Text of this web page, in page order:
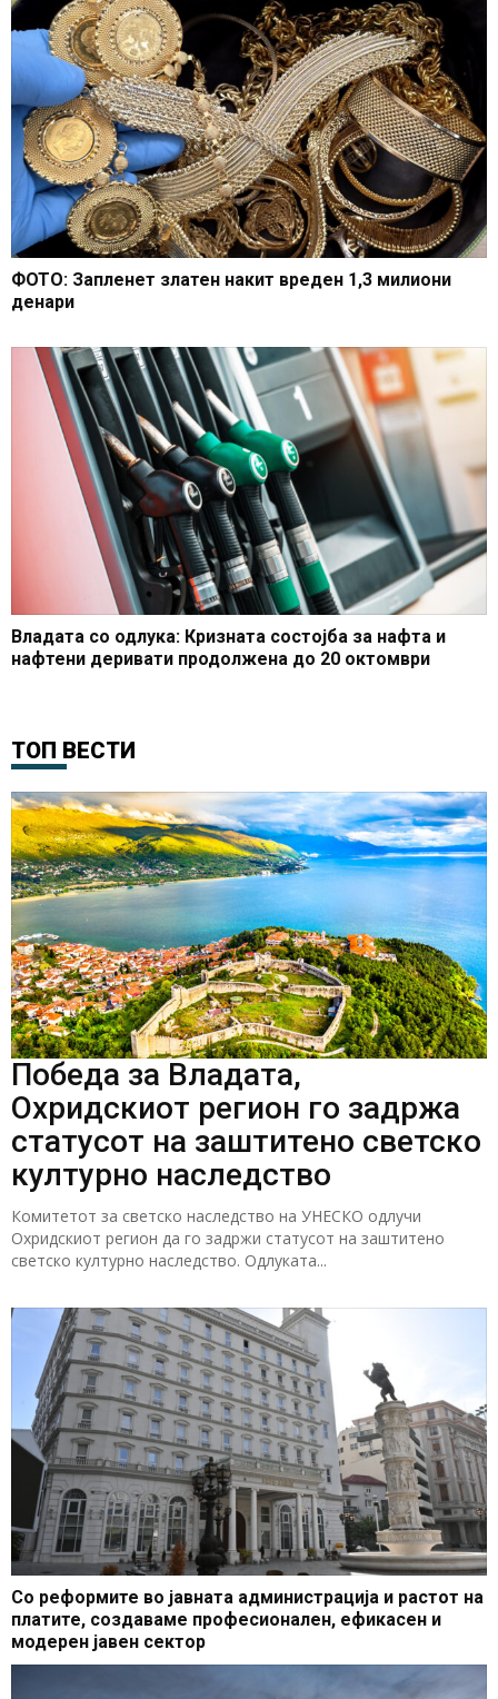
ФОТО: Запленет златен накит вреден 1,3 милиони
денари
Владата со одлука: Кризната состојба за нафта и
нафтени деривати продолжена до 20 октомври
ТОП ВЕСТИ
Победа за Владата,
Охридскиот регион го задржа
статусот на заштитено светско
културно наследство
Комитетот за светско наследство на УНЕСКО одлучи
Охридскиот регион да го задржи статусот на заштитено
светско културно наследство. Одлуката...
Со реформите во јавната администрација и растот на
платите, создаваме професионален, ефикасен и
модерен јавен сектор